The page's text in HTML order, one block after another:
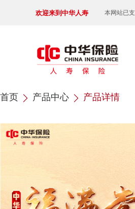
欢迎来到中华人寿 本网站已
首页 产品中心 产品详情